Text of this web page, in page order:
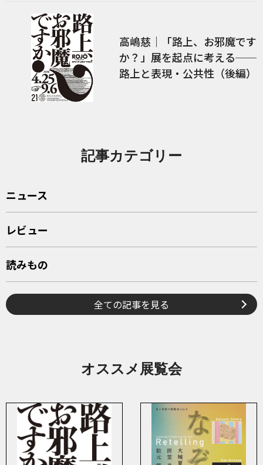
高嶋慈｜「路上、お邪魔です
か？」展を起点に考える──
路上と表現・公共性（後編）
記事カテゴリー
ニュース
レビュー
読みもの
全ての記事を見る
オススメ展覧会